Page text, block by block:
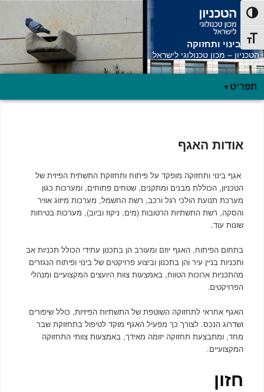
הפעל/כבה ניגודיות גבוהה
מתג גודל גופן
אגף בינוי ותחזוקה
הטכניון – מכון טכנולוגי לישראל
תפריט
תפריט
אודות האגף
אגף בינוי ותחזוקה מופקד על פיתוח ותחזוקת התשתית הפיזית של
הטכניון, הכוללת מבנים ומתקנים, שטחים פתוחים, ומערכות כגון
מערכת תנועת הולכי רגל ורכב, רשת החשמל, מערכות מיזוג אוויר
והסקה, רשת התשתיות הרטובות (מים, ניקוז וביוב), מערכות בטיחות
שונות עוד.
בתחום הפיתוח, האגף יוזם ומעורב הן בתכנון עתידי הכולל תכניות אב
ותכניות בניין עיר והן בתכנון וביצוע פרויקטים של בינוי ופיתוח הנגזרים
מהתכניות ארוכות הטווח, באמצעות צוות היועצים המקצועיים ומנהלי
הפרויקטים.
האגף אחראי לתחזוקה השוטפת של התשתיות הפיזיות, כולל שיפורים
ושדרוג הנכס. לצורך כך מפעיל האגף מוקד לטיפול בתחזוקת שבר
מחד, ומתבצעת תחזוקה יזומה מאידך, באמצעות צוותי התחזוקה
המקצועיים.
חזון